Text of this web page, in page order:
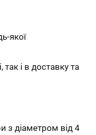
якої
і в доставку та
з діаметром від 4